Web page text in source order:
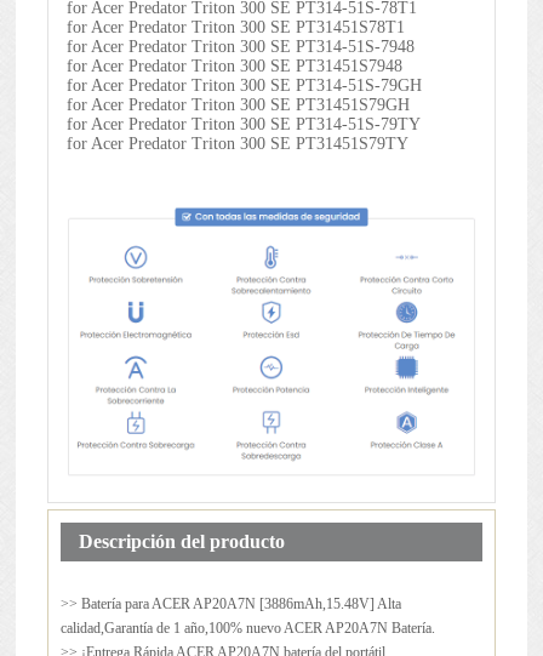
for Acer Predator Triton 300 SE PT314-51S-78T1
for Acer Predator Triton 300 SE PT31451S78T1
for Acer Predator Triton 300 SE PT314-51S-7948
for Acer Predator Triton 300 SE PT31451S7948
for Acer Predator Triton 300 SE PT314-51S-79GH
for Acer Predator Triton 300 SE PT31451S79GH
for Acer Predator Triton 300 SE PT314-51S-79TY
for Acer Predator Triton 300 SE PT31451S79TY
Descripción del producto
>> Batería paraACER AP20A7N [3886mAh,15.48V] Alta
calidad,Garantía de 1 año,100% nuevo ACER AP20A7N Batería.